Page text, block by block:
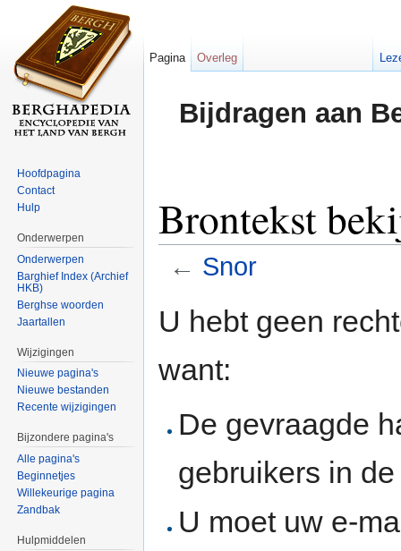
Bijdragen aan
Brontekst
← Snor
U hebt geen
want:
De gevraagde
gebruikers in
U moet uw e-
Pagina Overleg
Hoofdpagina
Contact
Hulp
Onderwerpen
Onderwerpen
Barghief Index (Archief
HKB)
Berghse woorden
Jaartallen
Wijzigingen
Nieuwe pagina's
Nieuwe bestanden
Recente wijzigingen
Bijzondere pagina's
Alle pagina's
Beginnetjes
Willekeurige pagina
Zandbak
Hulpmiddelen